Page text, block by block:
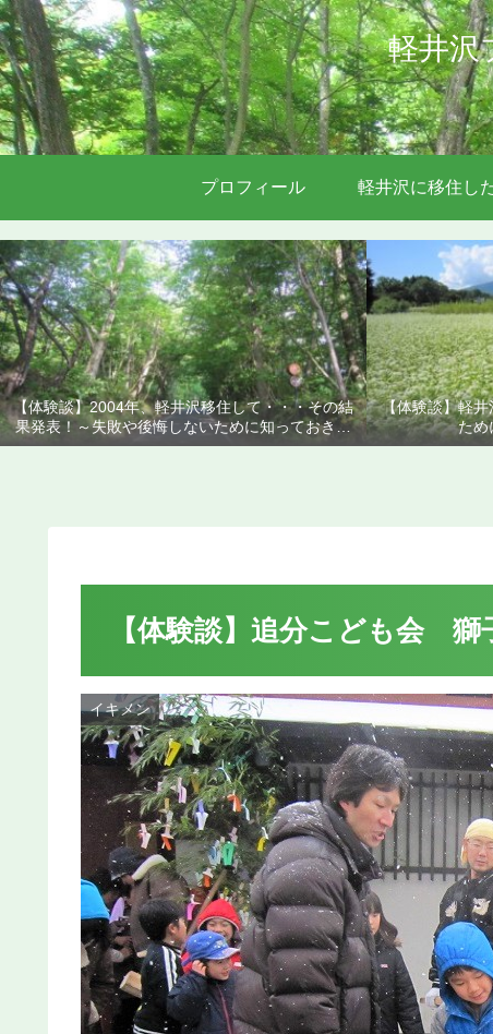
軽井
プロフィール 軽井沢に移住し
【体験談】2004年、軽井沢移住して・・・その結
果発表！～失敗や後悔しないために知っておきた
いこと
【体験談】軽
ため
【体験談】追分こども会 獅
イキメン